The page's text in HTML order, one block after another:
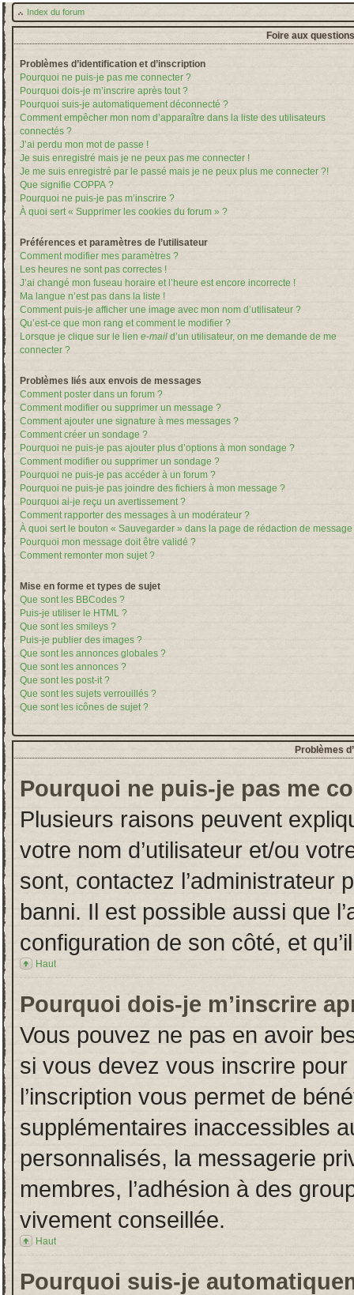
Index du forum
Foire aux
Problèmes d’identification et d’inscription
Pourquoi ne puis-je pas me connecter ?
Pourquoi dois-je m’inscrire après tout ?
Pourquoi suis-je automatiquement déconnecté ?
Comment empêcher mon nom d’apparaître dans la liste des utilisateurs
connectés ?
J’ai perdu mon mot de passe !
Je suis enregistré mais je ne peux pas me connecter !
Je me suis enregistré par le passé mais je ne peux plus me connecter ?!
Que signifie COPPA ?
Pourquoi ne puis-je pas m’inscrire ?
À quoi sert « Supprimer les cookies du forum » ?
Préférences et paramètres de l’utilisateur
Comment modifier mes paramètres ?
Les heures ne sont pas correctes !
J’ai changé mon fuseau horaire et l’heure est encore incorrecte !
Ma langue n’est pas dans la liste !
Comment puis-je afficher une image avec mon nom d’utilisateur ?
Qu’est-ce que mon rang et comment le modifier ?
Lorsque je clique sur le lien e-mail d’un utilisateur, on me demande de me
connecter ?
Problèmes liés aux envois de messages
Comment poster dans un forum ?
Comment modifier ou supprimer un message ?
Comment ajouter une signature à mes messages ?
Comment créer un sondage ?
Pourquoi ne puis-je pas ajouter plus d’options à mon sondage ?
Comment modifier ou supprimer un sondage ?
Pourquoi ne puis-je pas accéder à un forum ?
Pourquoi ne puis-je pas joindre des fichiers à mon message ?
Pourquoi ai-je reçu un avertissement ?
Comment rapporter des messages à un modérateur ?
À quoi sert le bouton « Sauvegarder » dans la page de rédaction de message
Pourquoi mon message doit être validé ?
Comment remonter mon sujet ?
Mise en forme et types de sujet
Que sont les BBCodes ?
Puis-je utiliser le HTML ?
Que sont les smileys ?
Puis-je publier des images ?
Que sont les annonces globales ?
Que sont les annonces ?
Que sont les post-it ?
Que sont les sujets verrouillés ?
Que sont les icônes de sujet ?
Problèmes
Pourquoi ne puis-je pas me
Plusieurs raisons peuvent
votre nom d’utilisateur et/ou
sont, contactez l’administrateur
banni. Il est possible aussi que
configuration de son côté, et
Haut
Pourquoi dois-je m’inscrire
Vous pouvez ne pas en avoir
si vous devez vous inscrire
l’inscription vous permet de
supplémentaires inaccessibles
personnalisés, la messagerie
membres, l’adhésion à des
vivement conseillée.
Haut
Pourquoi suis-je